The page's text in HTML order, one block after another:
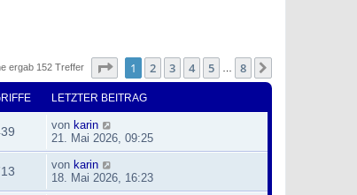
ergab 152 Treffer Seite von8
1 2 3 4 5 8
LETZTER BEITRAG
von karin
21. Mai 2026, 09:25
von karin
18. Mai 2026, 16:23